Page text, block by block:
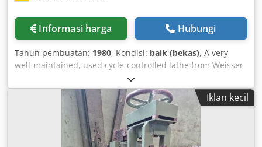
Informasi harga Hubungi
Tahun pembuatan: 1980, Kondisi: baik (bekas), A very
well-maintained, used cycle-controlled lathe from Weisser
Heilbronn with SIEMENS control. Centre distance: 2000
mm Centre height: 295 mm Swing diameter over bed: 600
mm Swing diameter over cross slide: 260 mm Swing
diameter in gap: 800 mm Total length of gap: 375 mm Bed
width: 450 mm Travel, X-axis: 350 mm Travel, Z-axis: 1850
mm Spindle nose: DIN 55022, size 8 Number of spindle
Iklan kecil